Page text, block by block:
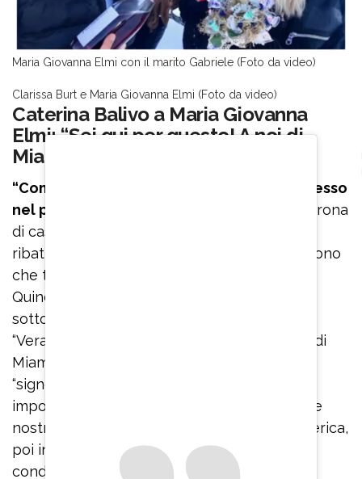
Maria Giovanna Elmi con il marito Gabriele (Foto da video)
Clarissa Burt e Maria Giovanna Elmi (Foto da video)
Caterina Balivo a Maria Giovanna
Elmi: “Sei qui per questo! A noi di
Miami non ci importa nulla”
“Come mai l’annullamento? Cosa era successo
nel primo matrimonio?”,
ha incalzato la padrona
di casa. “Sono cose molto personali, no?”, ha
ribattuto Maria Giovanna Elmi. “Eh no, mi dicono
che ti avevano chiamata anche per questo.
Quindi per questo faccio la domanda”, ha
sottolineato Caterina Balivo.
“Veramente mi hanno chiamata per parlare di
Miami. Soprattutto”, ha puntualizzato l’ex
“signorina buonasera”. “A noi di Miami non ci
importa nulla, anche perché già c’abbiamo le
nostre spiagge italiane. Quindi a noi dell’America,
poi in questo periodo…”, ha sentenziato la
conduttrice. “Sono cose personali, troppo